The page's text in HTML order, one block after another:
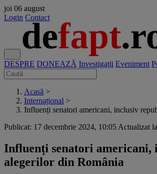
joi 06 august
Login Contact
DESPRE DONEAZĂ Investigații Eveniment
Acasă >
Internațional >
Influenți senatori americani, inclusiv
Publicat: 17 decembrie 2024, 10:05 Actualizat
Influenți senatori americani,
alegerilor din România